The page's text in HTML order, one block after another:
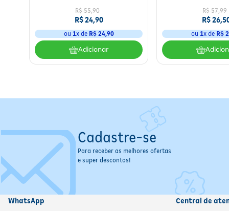
Tipo de Produto:Condicionador
Área de Aplicação:Cabelos
Indicação de Uso:Tratamento capilar
Princípio Ativo:Esqualano
Composição:Esqualano, Ômegas 3 e 6, Água
Contraindicações:Não usar em caso de irritações no
Uso externo, evitar contato com os olhos,
R$ 55,90
R$ 24,90
ou 1x de R$ 24,90
Adicionar
R$ 57,99
R$26,
ou 1x de R$
Cadastre-se
Para receber as melhores ofertas
e super descontos!
WhatsApp
Central de